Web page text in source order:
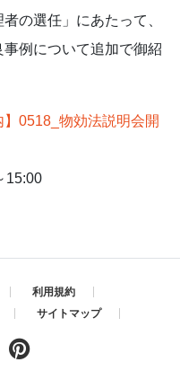
の選任」にあたって、
例について追加で御紹
】0518_物効法説明会開
15:00
利用規約
サイトマップ